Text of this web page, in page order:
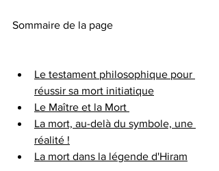
Sommaire de la page
Le testament philosophique pour
réussir sa mort initiatique
Le Maître et la Mort
La mort, au-delà du symbole, une
réalité !
La mort dans la légende d'Hiram